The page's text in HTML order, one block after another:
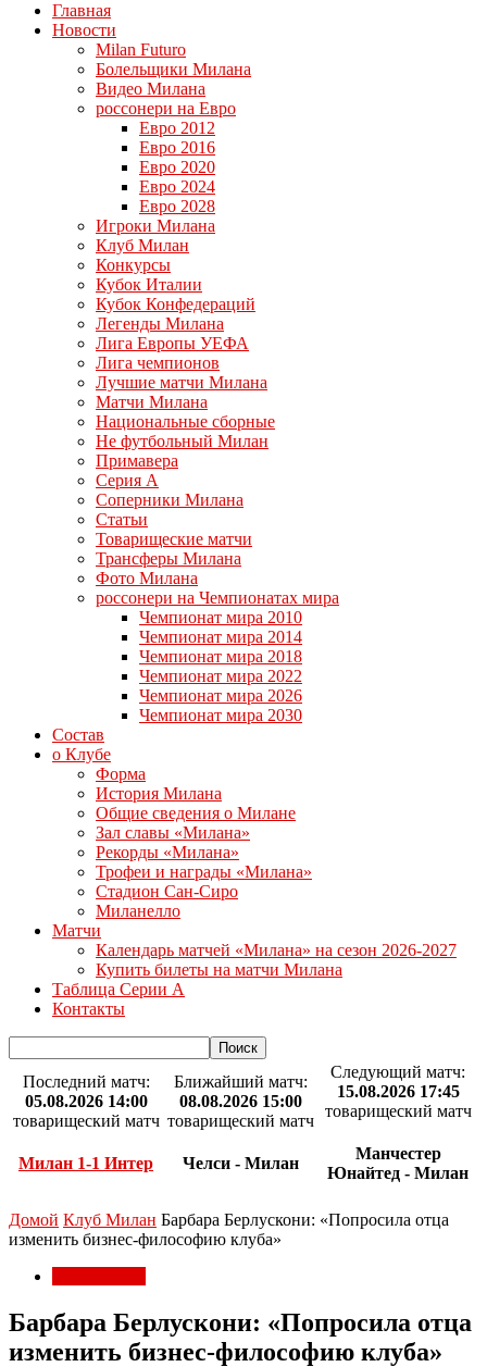
Главная
Новости
Milan Futuro
Болельщики Милана
Видео Милана
россонери на Евро
Евро 2012
Евро 2016
Евро 2020
Евро 2024
Евро 2028
Игроки Милана
Клуб Милан
Конкурсы
Кубок Италии
Кубок Конфедераций
Легенды Милана
Лига Европы УЕФА
Лига чемпионов
Лучшие матчи Милана
Матчи Милана
Национальные сборные
Не футбольный Милан
Примавера
Серия А
Соперники Милана
Статьи
Товарищеские матчи
Трансферы Милана
Фото Милана
россонери на Чемпионатах мира
Чемпионат мира 2010
Чемпионат мира 2014
Чемпионат мира 2018
Чемпионат мира 2022
Чемпионат мира 2026
Чемпионат мира 2030
Состав
о Клубе
Форма
История Милана
Общие сведения о Милане
Зал славы «Милана»
Рекорды «Милана»
Трофеи и награды «Милана»
Стадион Сан-Сиро
Миланелло
Матчи
Календарь матчей «Милана» на сезон 2026-2027
Купить билеты на матчи Милана
Таблица Серии А
Контакты
Последний матч:
05.08.2026 14:00
товарищеский матч
Милан 1-1 Интер
Ближайший матч:
08.08.2026 15:00
товарищеский матч
Челси - Милан
Следующий матч:
15.08.2026 17:45
товарищеский матч
Манчестер
Юнайтед - Милан
Домой Клуб Милан Барбара Берлускони: «Попросила отца
изменить бизнес-философию клуба»
Барбара Берлускони: «Попросила отца
изменить бизнес-философию клуба»